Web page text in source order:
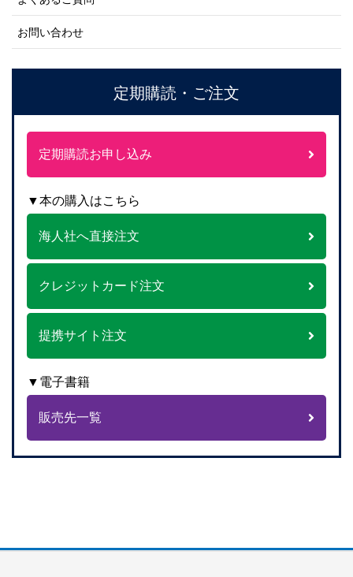
お問い合わせ
定期購読・ご注文
定期購読お申し込み
▼本の購入はこちら
海人社へ直接注文
クレジットカード注文
提携サイト注文
▼電子書籍
販売先一覧